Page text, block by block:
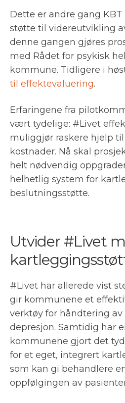
Dette er andre gang
støtte til videreutvikling
denne gangen gjøres
med Rådet for psykisk
kommune. Tidligere i
til effektevaluering.
Erfaringene fra
vært tydelige: #Livet
muliggjør raskere hjelp
kostnader. Nå skal
helt nødvendig
helhetlig system for
beslutningsstøtte.
Utvider #Livet
#Livet har allerede vist
gir kommunene et
verktøy for håndtering av
depresjon. Samtidig har
kommunene gjort det
for et eget, integrert
som kan gi behandlere
oppfølgingen av